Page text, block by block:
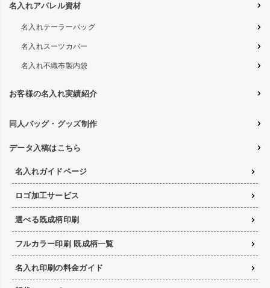
名入れアパレル資材
名入れテーラーバッグ
名入れスーツカバー
名入れ不織布製内袋
お客様の名入れ実績紹介
同人バッグ・グッズ制作
データ入稿はこちら
名入れガイドページ
ロゴ加工サービス
選べる既成柄印刷
フルカラー印刷 既成柄一覧
名入れ印刷の料金ガイド